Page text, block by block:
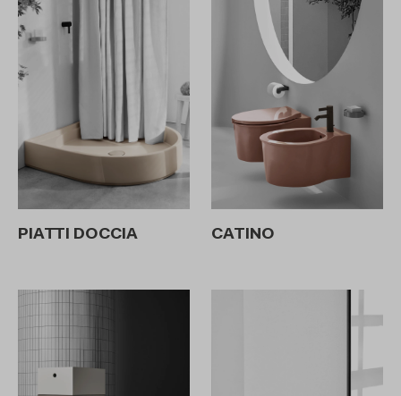
PIATTI DOCCIA CATINO